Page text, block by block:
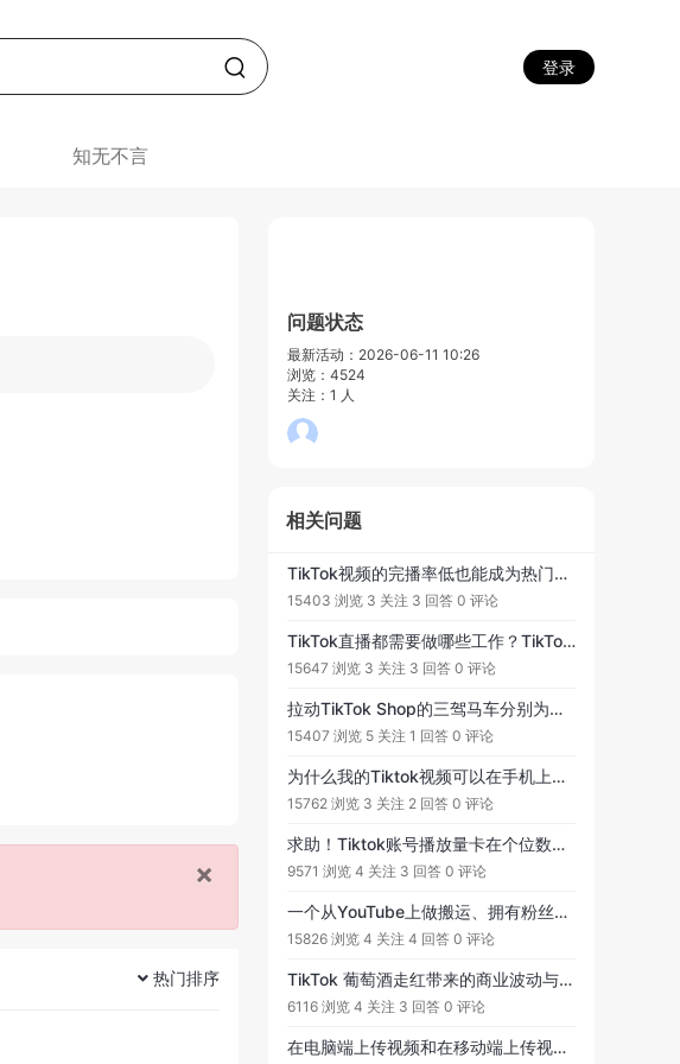
登录
知无不言
×
热门排序
问题状态
最新活动：2026-06-11 10:26
浏览：4524
关注：1 人
相关问题
TikTok视频的完播率低也能成为热门视频？大家知道TikTok视频推送流量的公式吗？
15403 浏览 3 关注 3 回答 0 评论
TikTok直播都需要做哪些工作？TikTok直播可以划分为直播团队搭建、账号运营、直播前中后的工作。
15647 浏览 3 关注 3 回答 0 评论
拉动TikTok Shop的三驾马车分别为短视频、直播和商城，其中短视频可以占据30%的重要性，直播可以占据50%的重要性，商城/橱窗可以占据20%的重要性。
15407 浏览 5 关注 1 回答 0 评论
为什么我的Tiktok视频可以在手机上播放，但是在电脑端却打不开？
15762 浏览 3 关注 2 回答 0 评论
求助！Tiktok账号播放量卡在个位数有时候甚至0播放#TikTok #TikTok账号
9571 浏览 4 关注 3 回答 0 评论
一个从YouTube上做搬运、拥有粉丝数93K的TikTok账号离奇被封了，搬运还会导致账号被平台封禁的吗？这种情况要怎么预防，有没有方法补救！
15826 浏览 4 关注 4 回答 0 评论
TikTok 葡萄酒走红带来的商业波动与应对思路
6116 浏览 4 关注 3 回答 0 评论
在电脑端上传视频和在移动端上传视频有什么区别吗？手机端有无可能实现定时发布功能呢？印象中在电脑端上传视频是可以定时发布的，怎么现在也没了？求各位帮忙解惑。